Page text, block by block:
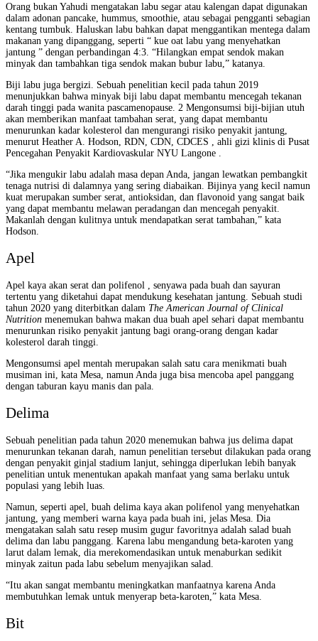
Orang bukan Yahudi mengatakan labu segar atau kalengan dapat digunakan
dalam adonan pancake, hummus, smoothie, atau sebagai pengganti sebagian
kentang tumbuk. Haluskan labu bahkan dapat menggantikan mentega dalam
makanan yang dipanggang, seperti “ kue oat labu yang menyehatkan
jantung ” dengan perbandingan 4:3. “Hilangkan empat sendok makan
minyak dan tambahkan tiga sendok makan bubur labu,” katanya.
Biji labu juga bergizi. Sebuah penelitian kecil pada tahun 2019
menunjukkan bahwa minyak biji labu dapat membantu mencegah tekanan
darah tinggi pada wanita pascamenopause. 2 Mengonsumsi biji-bijian utuh
akan memberikan manfaat tambahan serat, yang dapat membantu
menurunkan kadar kolesterol dan mengurangi risiko penyakit jantung,
menurut Heather A. Hodson, RDN, CDN, CDCES , ahli gizi klinis di Pusat
Pencegahan Penyakit Kardiovaskular NYU Langone .
“Jika mengukir labu adalah masa depan Anda, jangan lewatkan pembangkit
tenaga nutrisi di dalamnya yang sering diabaikan. Bijinya yang kecil namun
kuat merupakan sumber serat, antioksidan, dan flavonoid yang sangat baik
yang dapat membantu melawan peradangan dan mencegah penyakit.
Makanlah dengan kulitnya untuk mendapatkan serat tambahan,” kata
Hodson.
Apel
Apel kaya akan serat dan polifenol , senyawa pada buah dan sayuran
tertentu yang diketahui dapat mendukung kesehatan jantung. Sebuah studi
tahun 2020 yang diterbitkan dalam The American Journal of Clinical
Nutrition menemukan bahwa makan dua buah apel sehari dapat membantu
menurunkan risiko penyakit jantung bagi orang-orang dengan kadar
kolesterol darah tinggi.
Mengonsumsi apel mentah merupakan salah satu cara menikmati buah
musiman ini, kata Mesa, namun Anda juga bisa mencoba apel panggang
dengan taburan kayu manis dan pala.
Delima
Sebuah penelitian pada tahun 2020 menemukan bahwa jus delima dapat
menurunkan tekanan darah, namun penelitian tersebut dilakukan pada orang
dengan penyakit ginjal stadium lanjut, sehingga diperlukan lebih banyak
penelitian untuk menentukan apakah manfaat yang sama berlaku untuk
populasi yang lebih luas.
Namun, seperti apel, buah delima kaya akan polifenol yang menyehatkan
jantung, yang memberi warna kaya pada buah ini, jelas Mesa. Dia
mengatakan salah satu resep musim gugur favoritnya adalah salad buah
delima dan labu panggang. Karena labu mengandung beta-karoten yang
larut dalam lemak, dia merekomendasikan untuk menaburkan sedikit
minyak zaitun pada labu sebelum menyajikan salad.
“Itu akan sangat membantu meningkatkan manfaatnya karena Anda
membutuhkan lemak untuk menyerap beta-karoten,” kata Mesa.
Bit